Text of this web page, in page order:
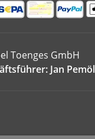
Toenges GmbH
Jan